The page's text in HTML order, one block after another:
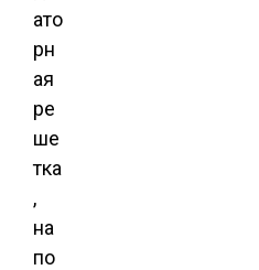
ато
рн
ая
ре
ше
тка
,
на
по